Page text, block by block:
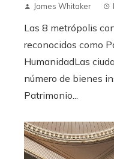
James Whitaker
Las 8 metrópolis
reconocidos como
HumanidadLas
número de bienes
Patrimonio...